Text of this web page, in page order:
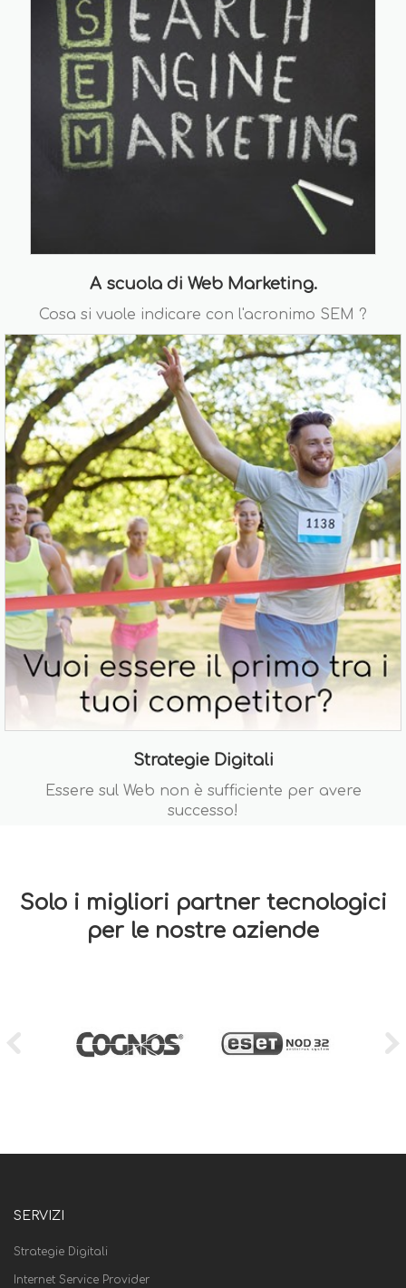
A scuola di Web Marketing.
Cosa si vuole indicare con l'acronimo SEM ?
Strategie Digitali
Essere sul Web non è sufficiente per avere
successo!
Solo i migliori partner tecnologici
per le nostre aziende
SERVIZI
Strategie Digitali
Internet Service Provider